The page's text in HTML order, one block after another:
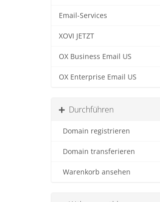
Email-Services
XOVI JETZT
OX Business Email US
OX Enterprise Email US
Durchführen
Domain registrieren
Domain transferieren
Warenkorb ansehen